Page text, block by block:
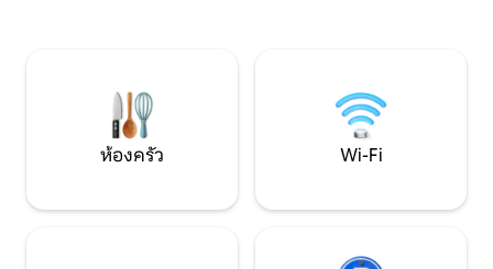
นั้นจงเพลิดเพลินกับเวลาร่วมกันอย่าง
ห้องครัว Wi-Fi